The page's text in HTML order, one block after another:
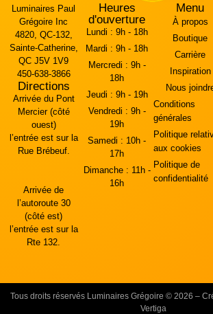
Luminaires Paul
Grégoire Inc
4820, QC-132,
Sainte-Catherine,
QC J5V 1V9
450-638-3866
Directions
Arrivée du Pont
Mercier (côté
ouest)
l’entrée est sur la
Rue Brébeuf.
Arrivée de
l’autoroute 30
(côté est)
l’entrée est sur la
Rte 132.
Heures
d'ouverture
Lundi : 9h - 18h
Mardi : 9h - 18h
Mercredi : 9h -
18h
Jeudi : 9h - 19h
Vendredi : 9h -
19h
Samedi : 10h -
17h
Dimanche : 11h -
16h
Menu
À propos
Boutique
Carrière
Inspiration
Nous
Conditions
générales
Politique
aux cookies
Politique de
confidentialité
Tous droits réservés Luminaires Grégoire © 2026 –
Vertiga